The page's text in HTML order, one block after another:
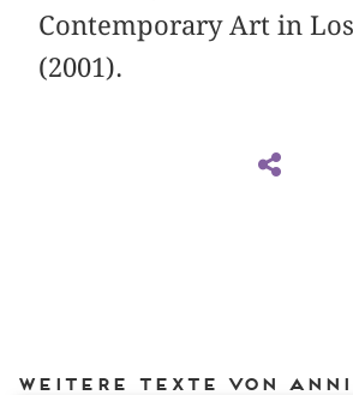
Contemporary Art in
(2001).